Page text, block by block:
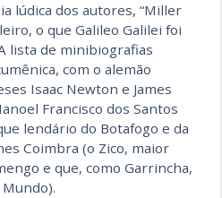
lúdica dos autores, “Miller
o que Galileo Galilei foi
lista de minibiografias
com o alemão
Isaac Newton e James
Francisco dos Santos
lendário do Botafogo e da
Coimbra (o Zico, maior
e que, como Garrincha,